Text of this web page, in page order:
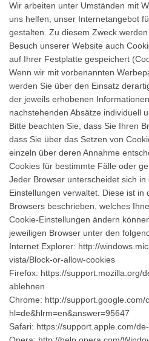
Wir arbeiten unter Umständen mit
uns helfen, unser Internetangebot
gestalten. Zu diesem Zweck
Besuch unserer Website auch
auf Ihrer Festplatte gespeichert
Wenn wir mit vorbenannten
werden Sie über den Einsatz
der jeweils erhobenen
nachstehenden Absätze individuell
Bitte beachten Sie, dass Sie Ihren
dass Sie über das Setzen von
einzeln über deren Annahme
Cookies für bestimmte Fälle oder
Jeder Browser unterscheidet sich
Einstellungen verwaltet. Diese ist in
Browsers beschrieben, welches
Cookie-Einstellungen ändern
jeweiligen Browser unter den
Internet Explorer: http://
vista/Block-or-allow-cookies
Firefox: https://support.mozilla.org/
ablehnen
Chrome: http://support.google.com/
hl=de&hlrm=en&answer=95647
Safari: https://support.apple.com/